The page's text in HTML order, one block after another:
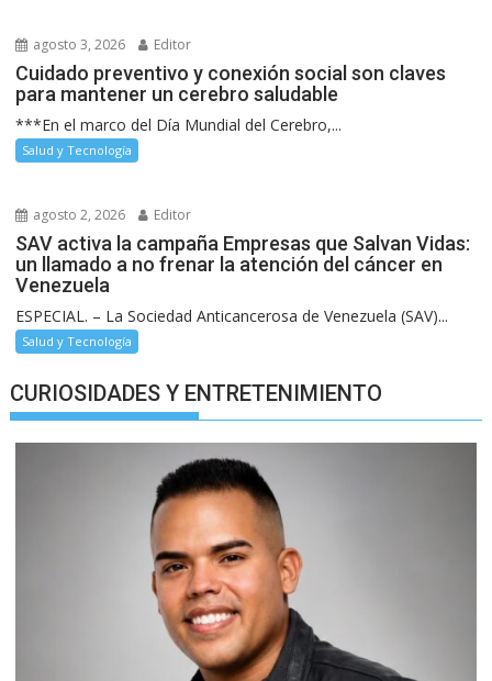
agosto 3, 2026 Editor
Cuidado preventivo y conexión social son claves
para mantener un cerebro saludable
***En el marco del Día Mundial del Cerebro,...
Salud y Tecnología
agosto 2, 2026 Editor
SAV activa la campaña Empresas que Salvan Vidas:
un llamado a no frenar la atención del cáncer en
Venezuela
ESPECIAL. – La Sociedad Anticancerosa de Venezuela (SAV)...
Salud y Tecnología
CURIOSIDADES Y ENTRETENIMIENTO